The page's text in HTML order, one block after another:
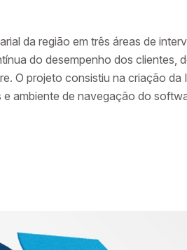
da região em três áreas de
do desempenho dos clientes,
O projeto consistiu na criação da
ambiente de navegação do